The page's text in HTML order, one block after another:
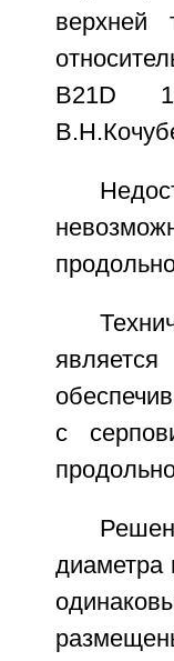
верхней
B21D
с
диаметра